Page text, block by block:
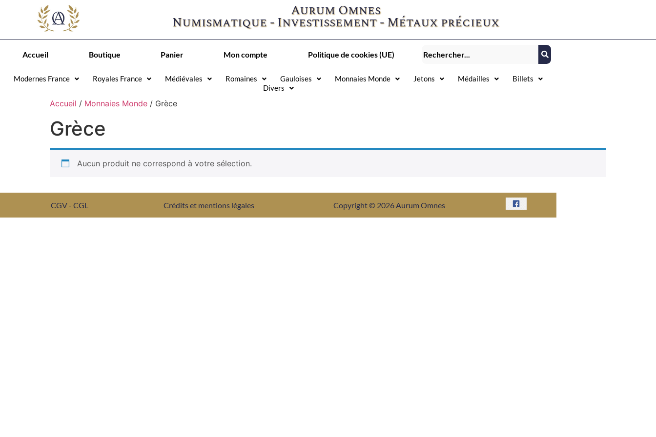
Aurum Omnes
Numismatique - Investissement - Métaux précieux
Accueil Boutique Panier Mon compte Politique de cookies (UE)
Modernes France Royales France Médiévales Romaines Gauloises Monnaies Monde Jetons Médailles
Billets
Divers
Accueil / Monnaies Monde / Grèce
Grèce
Aucun produit ne correspond à votre sélection.
CGV - CGL Crédits et mentions légales Copyright © 2026 Aurum Omnes